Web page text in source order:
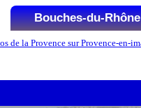
Bouches-du-Rhône
Liste des Microrégions :